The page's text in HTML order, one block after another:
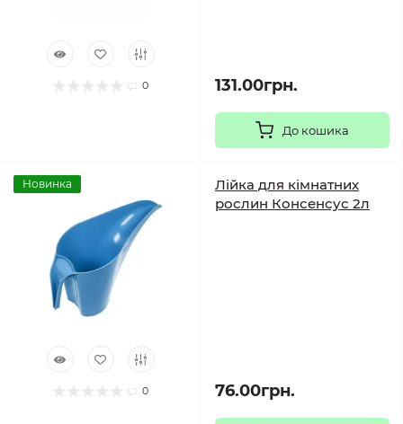
0 131.00грн.
До кошика
Новинка
0
Лійка для кімнатних
рослин Консенсус 2л
76.00грн.